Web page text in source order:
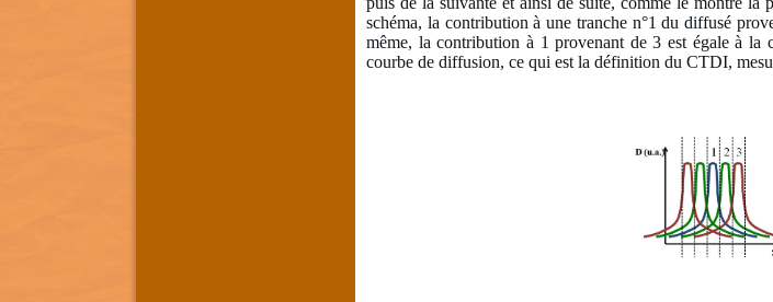
schéma, la contribution à une tranche n°1 du diffusé
même, la contribution à 1 provenant de 3 est égale à
courbe de diffusion, ce qui est la définition du CTDI,